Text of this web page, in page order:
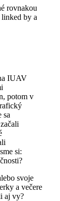
rovnakou
by a
IUAV
potom v
sa
si:
svoje
a večere
aj vy?